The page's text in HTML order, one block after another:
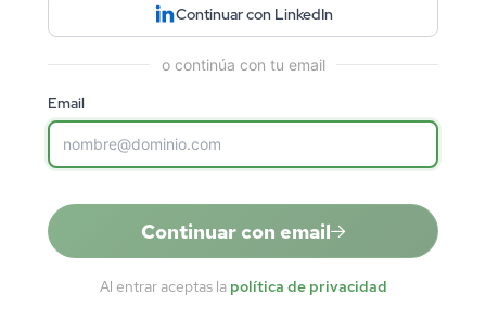
Continuar con LinkedIn
o continúa con tu email
Email
Continuar con email
Al entrar aceptas la política de privacidad